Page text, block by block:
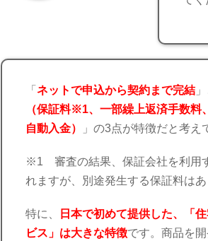
「 ネットで申込から契約まで完結」
（保証料※1、一部繰上返済手数
自動入金）
」の3点が特徴だと考え
※1 審査の結果、保証会社を利用
れますが、別途発生する保証料はあ
特に、
日本で初めて提供した、「
ビス」は大きな特徴です。商品を